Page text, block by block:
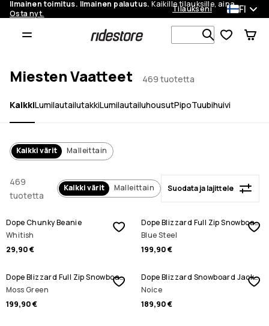
Ilmainen toimitus. Ilmainen palautus. Kaikille tilauksille, aina.
Osta nyt.
Tilaukseni FI
Etsi 1 000+
Suodata ja lajittele
Miesten Vaatteet 469 tuotetta
KaikkiLumilautailutakkiLumilautailuhousutPipoTuubihuivi
Kaikki värit Malleittain
469
tuotetta
Kaikki värit Malleittain Suodata ja lajittele
Dope Chunky Beanie
Whitish
29,90 €
Dope Blizzard Full Zip Snowboard Jacket
Blue Steel
199,90 €
Dope Blizzard Full Zip Snowboard Jacket
Moss Green
199,90 €
Dope Blizzard Snowboard Jacket
Noice
189,90 €